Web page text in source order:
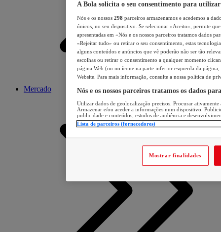
Mercado
A Bola solicita o seu consentimento para utilizar
Nós e os nossos 298 parceiros armazenamos e acedemos a
únicos, no seu dispositivo. Se selecionar «Aceito», permite
apresentadas em «Nós e os nossos parceiros tratamos dados
«Rejeitar tudo» ou retirar o seu consentimento, estas
alguns conteúdos e anúncios que vê poderão não ser tão
escolhas ou retirar o consentimento a qualquer momento
página Web (ou no ícone na parte inferior esquerda da página,
Website. Para mais informação, consulte a nossa política de
Nós e os nossos parceiros tratamos os dados
Utilizar dados de geolocalização precisos. Procurar
Armazenar e/ou aceder a informações num dispositivo.
publicidade e conteúdos, estudos de audiência e
Lista de parceiros (fornecedores)
Mostrar finalidades